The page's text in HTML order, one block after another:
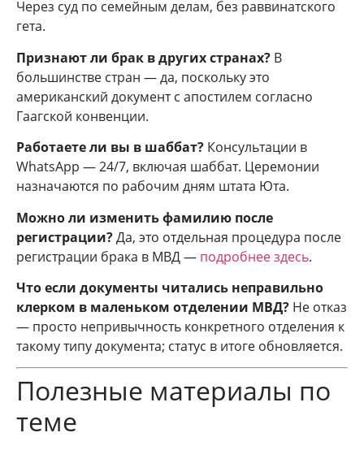
Через суд по семейным делам, без раввинатского
гета.
Признают ли брак в других странах? В
большинстве стран — да, поскольку это
американский документ с апостилем согласно
Гаагской конвенции.
Работаете ли вы в шаббат? Консультации в
WhatsApp — 24/7, включая шаббат. Церемонии
назначаются по рабочим дням штата Юта.
Можно ли изменить фамилию после
регистрации?Да, это отдельная процедура после
регистрации брака в МВД — подробнее здесь.
Что если документы читались неправильно
клерком в маленьком отделении МВД? Не отказ
— просто непривычность конкретного отделения к
такому типу документа; статус в итоге обновляется.
Полезные материалы по
теме